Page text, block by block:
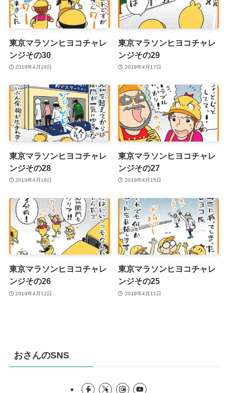
東京マラソンヒヨコチャレ
ンジその30
2019年4月18日
東京マラソンヒヨコチャレ
ンジその29
2019年4月17日
東京マラソンヒヨコチャレ
ンジその28
2019年4月16日
東京マラソンヒヨコチャレ
ンジその27
2019年4月15日
東京マラソンヒヨコチャレ
ンジその26
2019年4月12日
東京マラソンヒヨコチャレ
ンジその25
2019年4月11日
おさんのSNS